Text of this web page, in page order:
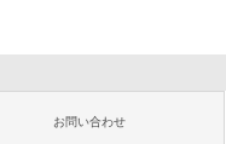
お問い合わせ